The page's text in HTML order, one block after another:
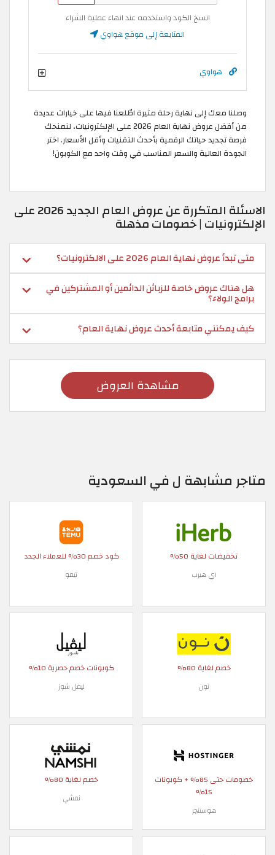
انسخ الكود واستخدمه عند انهاء عملية الشراء
المتابعة إلى موقع هواوي
هواوي
وصلنا معك إلى نهاية رحلة مثيرة اطّلعنا فيها على خيارات عديدة
من أفضل عروض نهاية العام 2026 على الإلكترونيات، لنمنحك
فرصة تجديد حياتك الرقمية بأحدث التقنيات وأقل الأسعار. اختر
الجودة العالية والسعر المناسب في وقت واحد مع الكوبون!
الاسئلة المتكررة عن عروض العام الجديد 2026 على
الإلكترونيات | خصومات مذهلة
متى تبدأ عروض نهاية العام 2026 على الالكترونيات؟
هل هناك عروض خاصة للزبائن الدائمين أو المشتركين في
برامج الولاء؟
كيف يمكنني متابعة أحدث عروض نهاية العام؟
مشاهدة العروض
متاجر مشابهة ل في السعودية
تخفيضات لغاية 50%
اي هيرب
كود خصم 30% للعملاء الجدد
تيمو
خصم لغاية 80%
نون
كوبونات خصم حصرية 10%
ليفل شوز
خصومات حتى 85% + كوبونات
15%
هوستنجر
خصم لغاية 80%
نمشي